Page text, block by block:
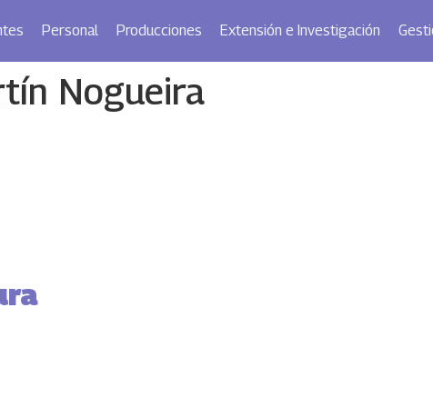
Personal Producciones Extensión e Investigación
Nogueira